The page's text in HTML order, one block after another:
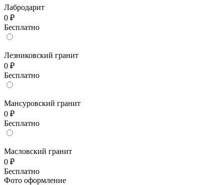
Лабродарит
0 ₽
Бесплатно
Лезниковский гранит
0 ₽
Бесплатно
Мансуровский гранит
0 ₽
Бесплатно
Масловский гранит
0 ₽
Бесплатно
Фото оформление